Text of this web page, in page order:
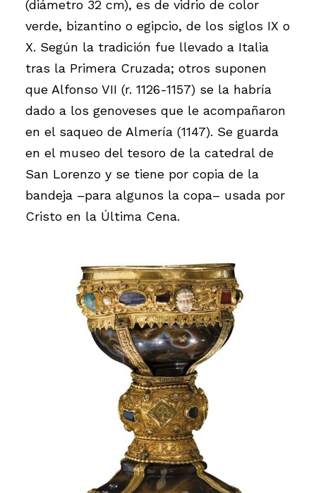
(diámetro 32 cm), es de vidrio de color
verde, bizantino o egipcio, de los siglos IX o
X. Según la tradición fue llevado a Italia
tras la Primera Cruzada; otros suponen
que Alfonso VII (r. 1126-1157) se la habría
dado a los genoveses que le acompañaron
en el saqueo de Almería (1147). Se guarda
en el museo del tesoro de la catedral de
San Lorenzo y se tiene por copia de la
bandeja –para algunos la copa– usada por
Cristo en la Última Cena.